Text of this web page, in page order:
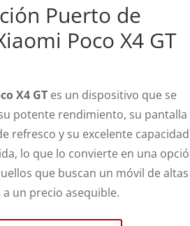
Puerto de
Poco X4 GT
X4 GT es un dispositivo que se
potente rendimiento, su pantalla
refresco y su excelente capacidad
lo que lo convierte en una
que buscan un móvil de altas
un precio asequible.